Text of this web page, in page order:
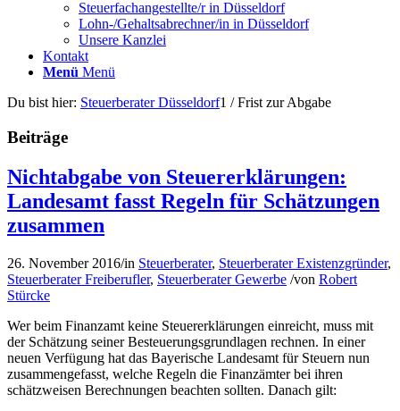
Steuerfachangestellte/r in Düsseldorf
Lohn-/Gehaltsabrechner/in in Düsseldorf
Unsere Kanzlei
Kontakt
Menü Menü
Du bist hier: Steuerberater Düsseldorf1 / Frist zur Abgabe
Beiträge
Nichtabgabe von Steuererklärungen:
Landesamt fasst Regeln für Schätzungen
zusammen
26. November 2016/in Steuerberater, Steuerberater Existenzgründer,
Steuerberater Freiberufler, Steuerberater Gewerbe /von Robert
Stürcke
Wer beim Finanzamt keine Steuererklärungen einreicht, muss mit
der Schätzung seiner Besteuerungsgrundlagen rechnen. In einer
neuen Verfügung hat das Bayerische Landesamt für Steuern nun
zusammengefasst, welche Regeln die Finanzämter bei ihren
schätzweisen Berechnungen beachten sollten. Danach gilt: